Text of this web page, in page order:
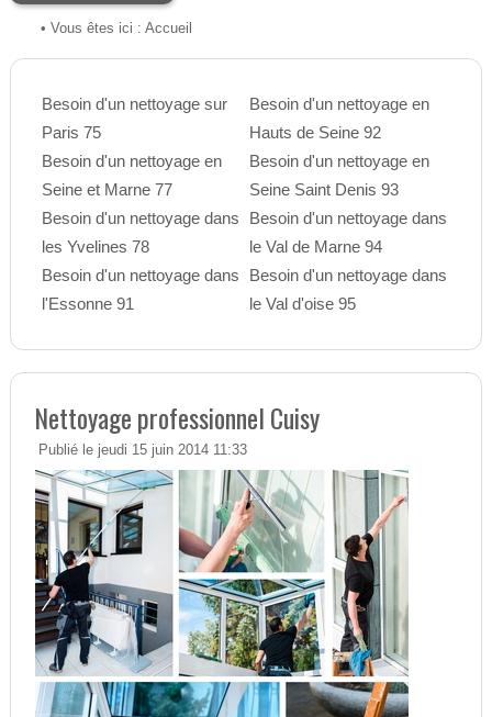
• Vous êtes ici : Accueil
Besoin d'un nettoyage sur
Paris 75
Besoin d'un nettoyage en
Seine et Marne 77
Besoin d'un nettoyage dans
les Yvelines 78
Besoin d'un nettoyage dans
l'Essonne 91
Besoin d'un nettoyage en
Hauts de Seine 92
Besoin d'un nettoyage en
Seine Saint Denis 93
Besoin d'un nettoyage dans
le Val de Marne 94
Besoin d'un nettoyage dans
le Val d'oise 95
Nettoyage professionnel Cuisy
Publié le jeudi 15 juin 2014 11:33